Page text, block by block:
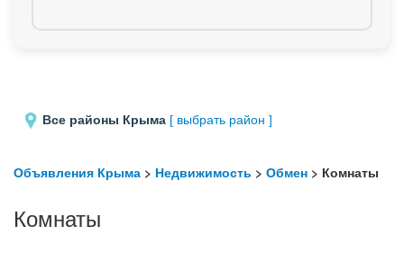
Все районы Крыма [ выбрать район ]
Объявления Крыма > Недвижимость > Обмен > Комнаты
Комнаты